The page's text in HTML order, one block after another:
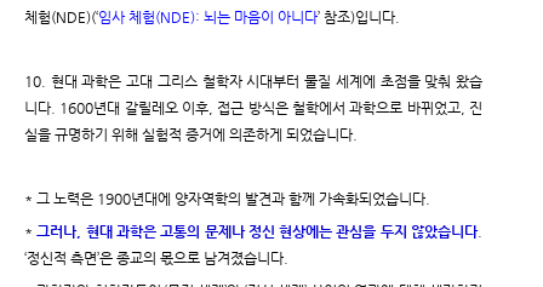
체험(NDE)(‘임사 체험(NDE): 뇌는 마음이 아니다’ 참조)입니다.
10. 현대 과학은 고대 그리스 철학자 시대부터 물질 세계에 초점을 맞춰 왔습
니다. 1600년대 갈릴레오 이후, 접근 방식은 철학에서 과학으로 바뀌었고, 진
실을 규명하기 위해 실험적 증거에 의존하게 되었습니다.
* 그 노력은 1900년대에 양자역학의 발견과 함께 가속화되었습니다.
*그러나, 현대 과학은 고통의 문제나 정신 현상에는 관심을 두지 않았습니다.
‘정신적 측면’은 종교의 몫으로 남겨졌습니다.